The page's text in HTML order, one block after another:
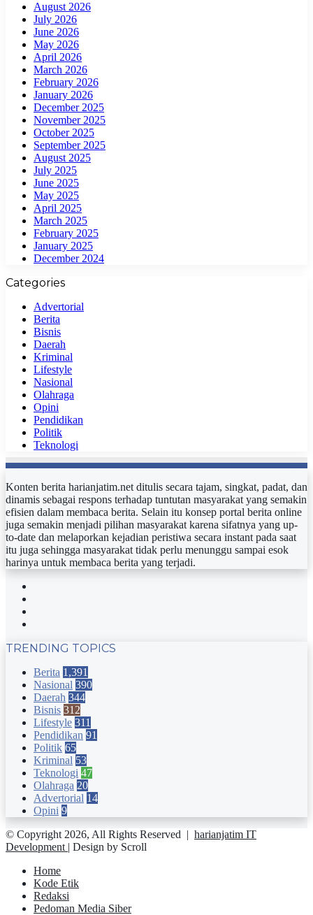
August 2026
July 2026
June 2026
May 2026
April 2026
March 2026
February 2026
January 2026
December 2025
November 2025
October 2025
September 2025
August 2025
July 2025
June 2025
May 2025
April 2025
March 2025
February 2025
January 2025
December 2024
Categories
Advertorial
Berita
Bisnis
Daerah
Kriminal
Lifestyle
Nasional
Olahraga
Opini
Pendidikan
Politik
Teknologi
Konten berita harianjatim.net ditulis secara tajam, singkat, padat, dan
dinamis sebagai respons terhadap tuntutan masyarakat yang semakin
efisien dalam membaca berita. Selain itu konsep portal berita online
juga semakin menjadi pilihan masyarakat karena sifatnya yang up-
to-date dan melaporkan kejadian peristiwa secara instant pada saat
itu juga sehingga masyarakat tidak perlu menunggu sampai esok
harinya untuk membaca berita yang terjadi.
TRENDING TOPICS
Berita 1,391
Nasional 390
Daerah 344
Bisnis 312
Lifestyle 311
Pendidikan 91
Politik 65
Kriminal 53
Teknologi 47
Olahraga 20
Advertorial 14
Opini 9
© Copyright 2026, All Rights Reserved | harianjatim IT
Development | Design by Scroll
Home
Kode Etik
Redaksi
Pedoman Media Siber